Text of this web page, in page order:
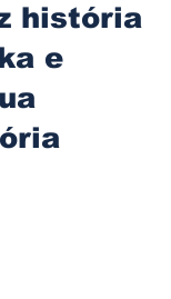
história
e
5 estrelas.